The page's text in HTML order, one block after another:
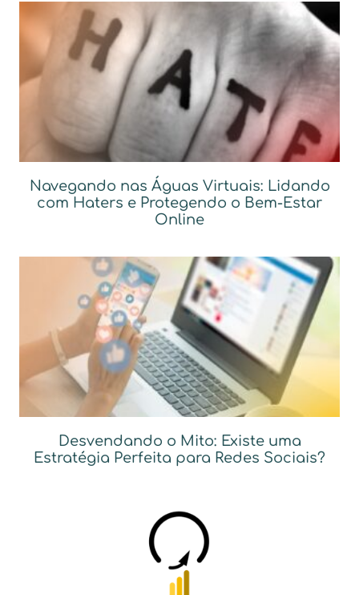
Navegando nas Águas Virtuais: Lidando
com Haters e Protegendo o Bem-Estar
Online
Desvendando o Mito: Existe uma
Estratégia Perfeita para Redes Sociais?